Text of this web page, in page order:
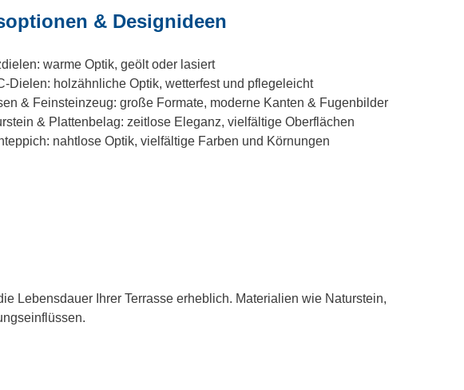
& Designideen
warme Optik, geölt oder lasiert
Dielen: holzähnliche Optik, wetterfest und pflegeleicht
& Feinsteinzeug: große Formate, moderne Kanten & Fugenbilder
& Plattenbelag: zeitlose Eleganz, vielfältige Oberflächen
nahtlose Optik, vielfältige Farben und Körnungen
Lebensdauer Ihrer Terrasse erheblich. Materialien wie Naturstein,